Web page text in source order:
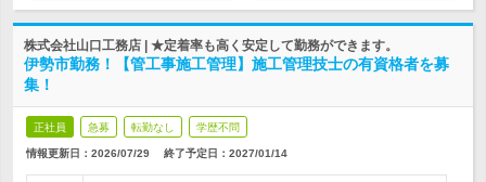
株式会社山口工務店 | ★定着率も高く安定して勤務ができます。
伊勢市勤務！【管工事施工管理】施工管理技士の有資格者を募
集！
正社員 急募 転勤なし 学歴不問
情報更新日：2026/07/29 終了予定日： 2027/01/14